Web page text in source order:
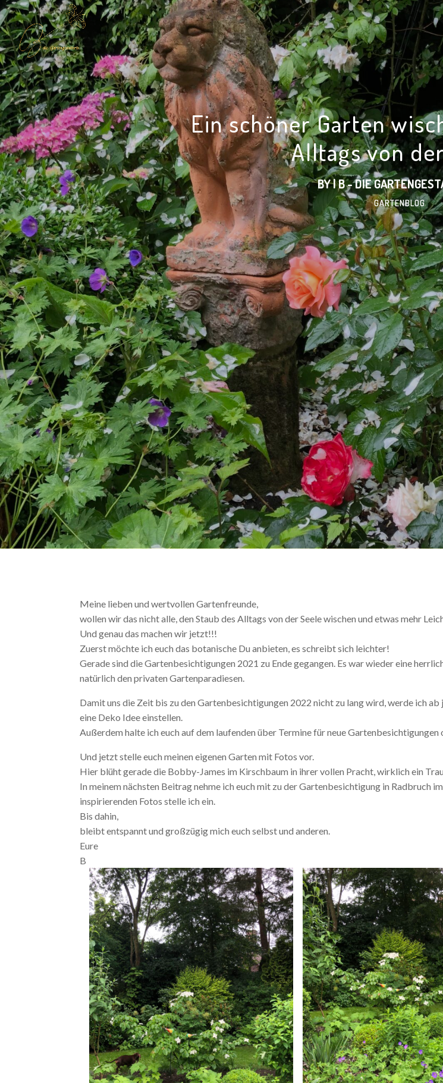
Ein schöner Garten
Alltags von
BY | B - DIE
GARTENBLOG
Meine lieben und wertvollen Gartenfreunde,
wollen wir das nicht alle, den Staub des Alltags von der Seele wischen und etwas mehr
Und genau das machen wir jetzt!!!
Zuerst möchte ich euch das botanische Du anbieten, es schreibt sich leichter!
Gerade sind die Gartenbesichtigungen 2021 zu Ende gegangen. Es war wieder eine
natürlich den privaten Gartenparadiesen.
Damit uns die Zeit bis zu den Gartenbesichtigungen 2022 nicht zu lang wird, werde ich
eine Deko Idee einstellen.
Außerdem halte ich euch auf dem laufenden über Termine für neue
Und jetzt stelle euch meinen eigenen Garten mit Fotos vor.
Hier blüht gerade die Bobby-James im Kirschbaum in ihrer vollen Pracht, wirklich ein
In meinem nächsten Beitrag nehme ich euch mit zu der Gartenbesichtigung in Radbruch
inspirierenden Fotos stelle ich ein.
Bis dahin,
bleibt entspannt und großzügig mich euch selbst und anderen.
Eure
B